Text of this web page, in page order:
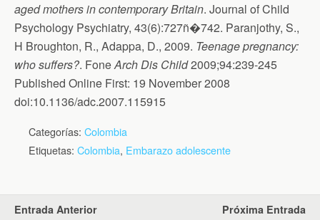
aged mothers in contemporary Britain. Journal of Child
Psychology Psychiatry, 43(6):727ñ�742. Paranjothy, S.,
H Broughton, R., Adappa, D., 2009. Teenage pregnancy:
who suffers?. FoneArch Dis Child2009;94:239-245
Published Online First: 19 November 2008
doi:10.1136/adc.2007.115915
Categorías: Colombia
Etiquetas: Colombia, Embarazo adolescente
Entrada Anterior Próxima Entrada